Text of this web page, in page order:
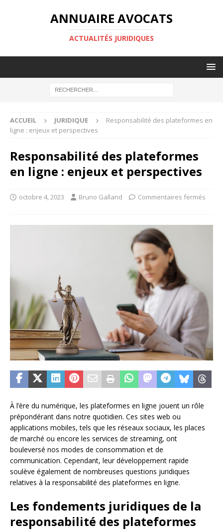
ANNUAIRE AVOCATS
ACTUALITÉS JURIDIQUES
ACCUEIL JURIDIQUE
Responsabilité des plateformes en
ligne : enjeux et perspectives
Responsabilité des plateformes
en ligne : enjeux et perspectives
octobre 4, 2023 Bruno Galland Commentaires fermés
À l’ère du numérique, les plateformes en ligne jouent un rôle
prépondérant dans notre quotidien. Ces sites web ou
applications mobiles, tels que les réseaux sociaux, les places
de marché ou encore les services de streaming, ont
bouleversé nos modes de consommation et de
communication. Cependant, leur développement rapide
soulève également de nombreuses questions juridiques
relatives à la responsabilité des plateformes en ligne.
Les fondements juridiques de la
responsabilité des plateformes